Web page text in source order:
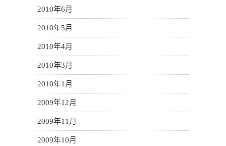
2010年6月
2010年5月
2010年4月
2010年3月
2010年1月
2009年12月
2009年11月
2009年10月